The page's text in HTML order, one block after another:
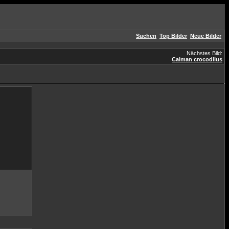
Suchen Top Bilder Neue Bilder
Nächstes Bild:
Caiman crocodilus